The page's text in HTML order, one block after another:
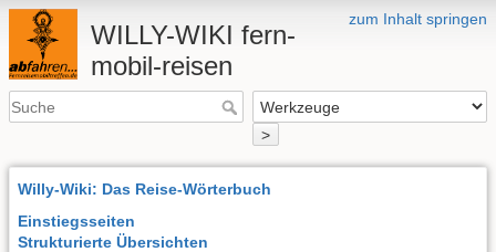
zum Inhalt springen
WILLY-WIKI fern-
mobil-reisen
>
Willy-Wiki: Das Reise-Wörterbuch
Einstiegsseiten
Strukturierte Übersichten